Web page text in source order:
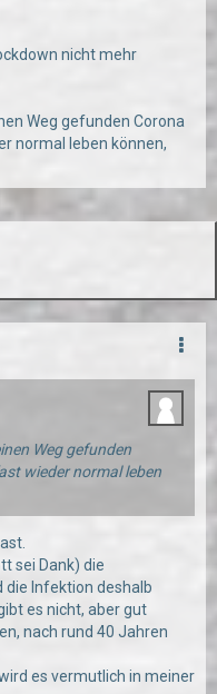
nicht mehr
Weg gefunden Corona
normal leben können,
Weg gefunden
wieder normal leben
sei Dank) die
Infektion deshalb
es nicht, aber gut
nach rund 40 Jahren
es vermutlich in meiner